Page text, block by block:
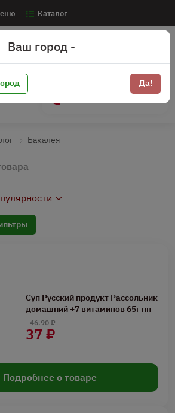
Каталог
Бакалея
Суп Русский продукт Рассольник
домашний +7 витаминов 65г пп
37 ₽
46.90 ₽
Подробнее о товаре
Ваш город -
Да!